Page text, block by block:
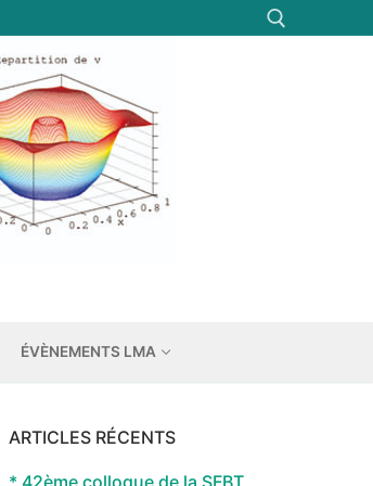
Rechercher :
ÉVÈNEMENTS LMA
ARTICLES RÉCENTS
* 42ème colloque de la SFBT,